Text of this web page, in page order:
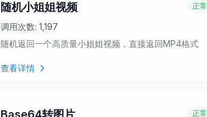
随机小姐姐视频 正常
调用次数: 1,197
随机返回一个高质量小姐姐视频，直接返回MP4格式
查看详情
Base64转图片 正常